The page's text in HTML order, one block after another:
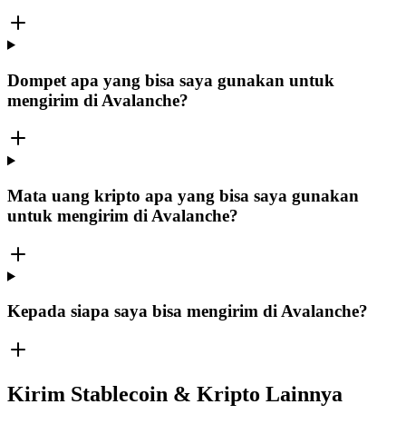
Dompet apa yang bisa saya gunakan untuk
mengirim di Avalanche?
Mata uang kripto apa yang bisa saya gunakan
untuk mengirim di Avalanche?
Kepada siapa saya bisa mengirim di Avalanche?
Kirim Stablecoin & Kripto Lainnya